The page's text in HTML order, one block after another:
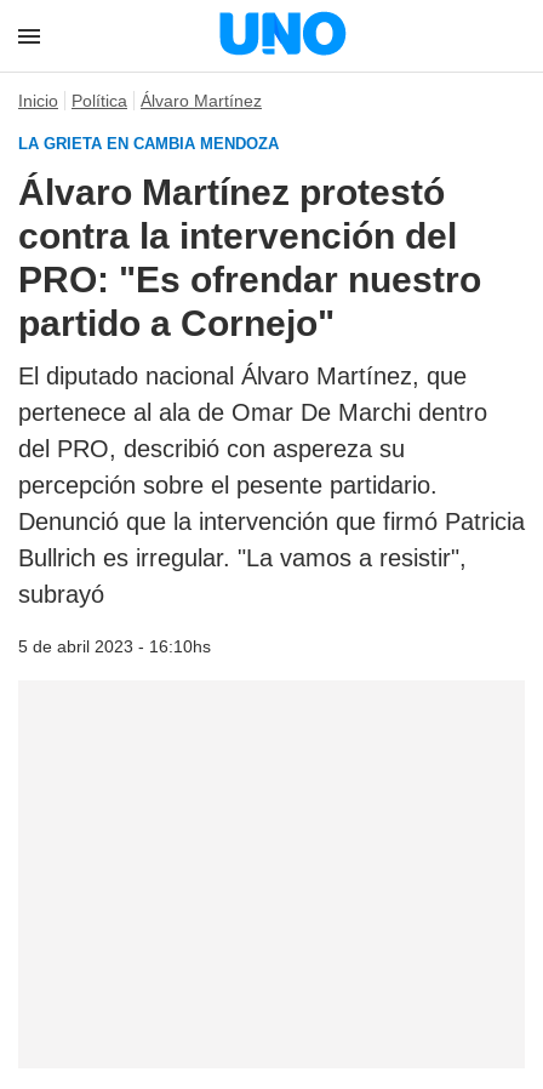
Inicio Política Álvaro Martínez
LA GRIETA EN CAMBIA MENDOZA
Álvaro Martínez protestó
contra la intervención del
PRO: "Es ofrendar nuestro
partido a Cornejo"
El diputado nacional Álvaro Martínez, que
pertenece al ala de Omar De Marchi dentro
del PRO, describió con aspereza su
percepción sobre el pesente partidario.
Denunció que la intervención que firmó Patricia
Bullrich es irregular. "La vamos a resistir",
subrayó
5 de abril 2023 - 16:10hs